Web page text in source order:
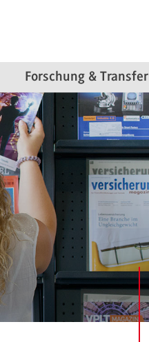
Forschung & Transfer